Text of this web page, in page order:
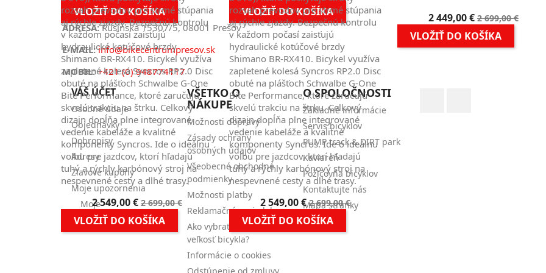
cena
VLOŽIŤ DO KOŠÍKA
cena
VLOŽIŤ DO KOŠÍKA Cena
2 449,00 €Základná
cena
2 699,00 €
VLOŽIŤ DO KOŠÍKA
rozsah prevodov pre strmé stúpania
aj rýchle zjazdy. Bezpečnú kontrolu
v každom počasí zaisťujú
hydraulické kotúčové brzdy
Shimano BR-RX410. Bicykel využíva
zapletené kolesá Syncros RP2.0 Disc
obuté na plášťoch Schwalbe G-One
Bite Performance, ktoré zaručujú
skvelú trakciu na štrku. Celkový
dizajn dopĺňa plne integrované
vedenie kabeláže a kvalitné
komponenty Syncros. Ide o ideálnu
voľbu pre jazdcov, ktorí hľadajú
tuhý a rýchly karbónový stroj na
nespevnené cesty a dlhé trasy.
Cena
2 549,00 €Základná
cena
2 699,00 €
VLOŽIŤ DO KOŠÍKA
rozsah prevodov pre strmé stúpania
aj rýchle zjazdy. Bezpečnú kontrolu
v každom počasí zaisťujú
hydraulické kotúčové brzdy
Shimano BR-RX410. Bicykel využíva
zapletené kolesá Syncros RP2.0 Disc
obuté na plášťoch Schwalbe G-One
Bite Performance, ktoré zaručujú
skvelú trakciu na štrku. Celkový
dizajn dopĺňa plne integrované
vedenie kabeláže a kvalitné
komponenty Syncros. Ide o ideálnu
voľbu pre jazdcov, ktorí hľadajú
tuhý a rýchly karbónový stroj na
nespevnené cesty a dlhé trasy.
Cena
2 549,00 €Základná
cena
2 699,00 €
VLOŽIŤ DO KOŠÍKA
KONTAKT
ADRESA:Rusínska 15307/5, 08001 Prešov
E-MAIL:info@bikecentrumpresov.sk
MOBIL:+421 (0) 948774117
VÁŠ ÚČET
Osobné údaje
Objednávky
Dobropisy
Adresy
Zľavové kupóny
Moje upozornenia
Moje
komentáre
VŠETKO O
NÁKUPE
Možnosti dopravy
Zásady ochrany
osobných údajov
Všeobecné obchodné
podmienky
Možnosti platby
Reklamačný poriadok
Ako vybrať správnu
veľkosť bicykla?
Informácie o cookies
O SPOLOČNOSTI
Základné informácie
Servis bicyklov
PUMP track & DIRT park
Kaviareň
Požičovňa bicyklov
Kontaktujte nás
Mapa stránky
Obchody